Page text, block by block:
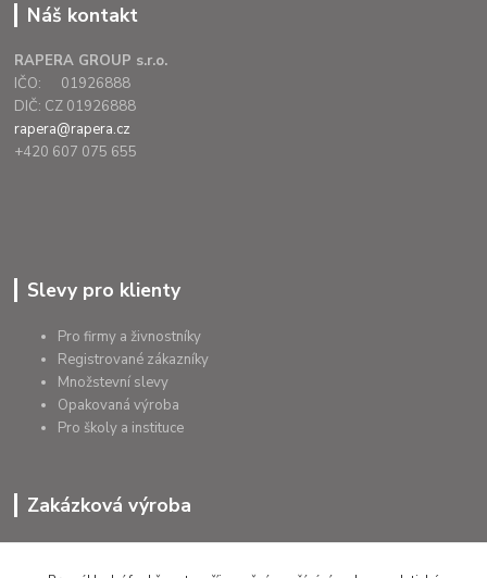
Náš kontakt
RAPERA GROUP s.r.o.
IČO: 01926888
DIČ: CZ 01926888
rapera@rapera.cz
+420 607 075 655
Slevy pro klienty
Pro firmy a živnostníky
Registrované zákazníky
Množstevní slevy
Opakovaná výroba
Pro školy a instituce
Zakázková výroba